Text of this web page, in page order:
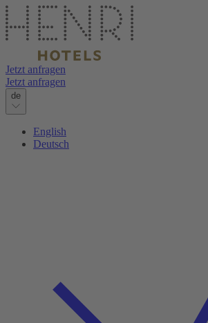
Jetzt anfragen
Jetzt anfragen
de
English
Deutsch